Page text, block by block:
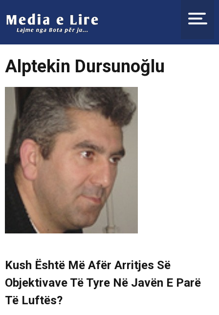
Alptekin Dursunoğlu
Kush Është Më Afër Arritjes Së
Objektivave Të Tyre Në Javën E Parë
Të Luftës?